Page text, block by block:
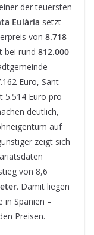
der teuersten
Eulària setzt
von 8.718
bei rund 812.000
Euro, Sant
5.514 Euro pro
deutlich,
auf
zeigt sich
von 8,6
. Damit liegen
in Spanien –
Preisen.